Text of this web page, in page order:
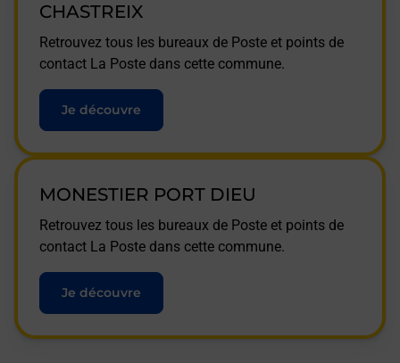
CHASTREIX
Retrouvez tous les bureaux de Poste et points de
contact La Poste dans cette commune.
Je découvre
MONESTIER PORT DIEU
Retrouvez tous les bureaux de Poste et points de
contact La Poste dans cette commune.
Je découvre